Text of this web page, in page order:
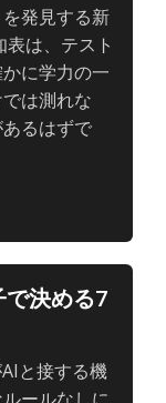
的
で
深
い
学
発見する新
は、テスト
に学力の一
は測れな
るはずで
決める7
と接する機